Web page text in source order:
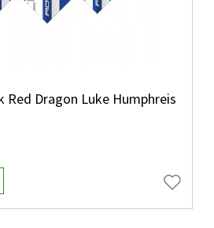
Red Dragon Luke Humphreis